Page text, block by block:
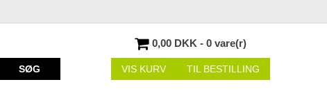
SØG
0,00 DKK - 0 vare(r)
VIS KURV TIL BESTILLING